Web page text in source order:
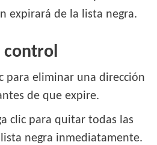
expirará de la lista negra.
control
para eliminar una dirección
de que expire.
clic para quitar todas las
negra inmediatamente.